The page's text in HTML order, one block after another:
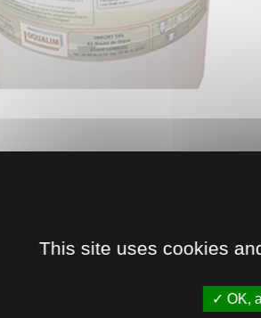
This site uses cookies
OK,